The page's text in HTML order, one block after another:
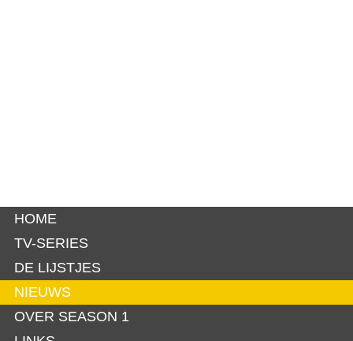
HOME
TV-SERIES
DE LIJSTJES
NIEUWS
OVER SEASON 1